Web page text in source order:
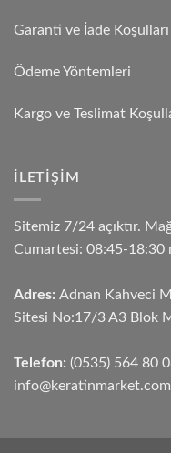
Garanti ve İade Koşulları
Ödeme Yöntemleri
Kargo ve Teslimat
İLETIŞIM
Sitemiz 7/24 açıktır.
Cumartesi: 08:45-18:30
Adres: Adnan Kahveci
Sitesi No:17/3 A3 Blok
Telefon: (0535) 564 80
info@keratinmarket.com